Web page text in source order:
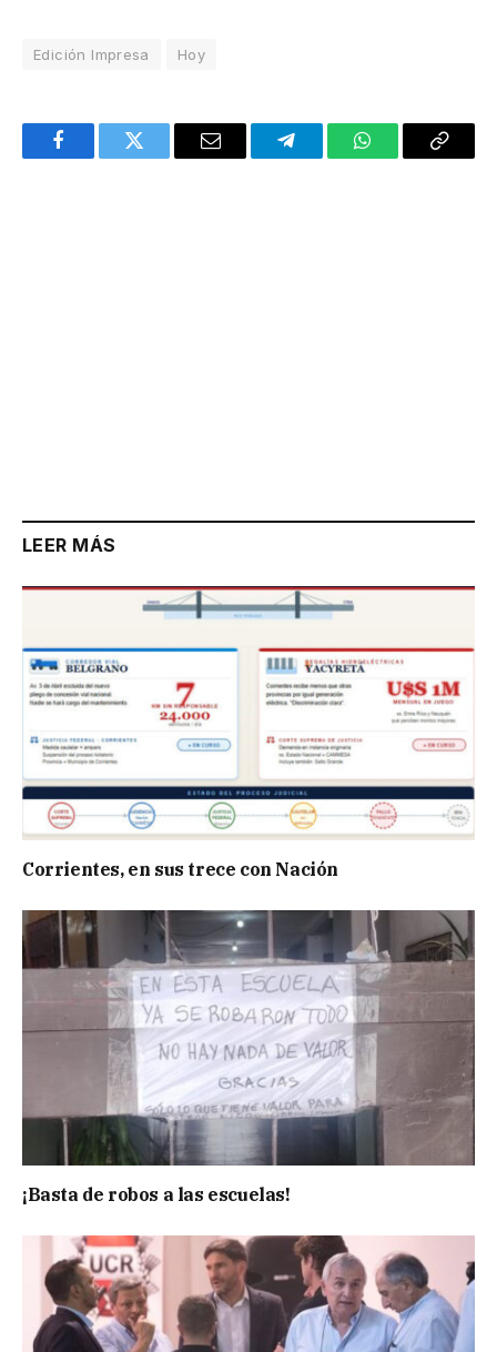
Edición Impresa Hoy
FacebookTwitter Email TelegramWhatsAppCopy
LEER MÁS
Corrientes, en sus trece con Nación
¡Basta de robos a las escuelas!